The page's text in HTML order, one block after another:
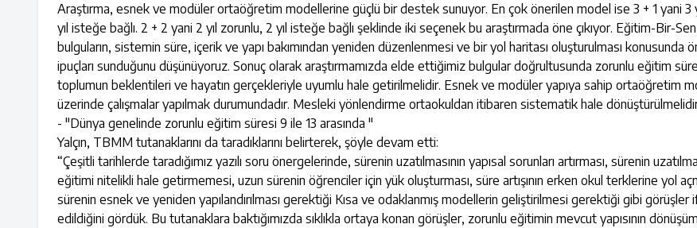
Araştırma, esnek ve modüler ortaöğretim modellerine güçlü bir destek sunuyor. En çok önerilen model ise 3 + 1 yani 3
yıl isteğe bağlı. 2 + 2 yani 2 yıl zorunlu, 2 yıl isteğe bağlı şeklinde iki seçenek bu araştırmada öne çıkıyor. Eğitim-Bir-
bulguların, sistemin süre, içerik ve yapı bakımından yeniden düzenlenmesi ve bir yol haritası oluşturulması konusunda
ipuçları sunduğunu düşünüyoruz. Sonuç olarak araştırmamızda elde ettiğimiz bulgular doğrultusunda zorunlu eğitim
toplumun beklentileri ve hayatın gerçekleriyle uyumlu hale getirilmelidir. Esnek ve modüler yapıya sahip ortaöğretim
üzerinde çalışmalar yapılmak durumundadır. Mesleki yönlendirme ortaokuldan itibaren sistematik hale
- "Dünya genelinde zorunlu eğitim süresi 9 ile 13 arasında "
Yalçın, TBMM tutanaklarını da taradıklarını belirterek, şöyle devam etti:
“Çeşitli tarihlerde taradığımız yazılı soru önergelerinde, sürenin uzatılmasının yapısal sorunları artırması, sürenin
eğitimi nitelikli hale getirmemesi, uzun sürenin öğrenciler için yük oluşturması, süre artışının erken okul terklerine yol
sürenin esnek ve yeniden yapılandırılması gerektiği Kısa ve odaklanmış modellerin geliştirilmesi gerektiği gibi görüşler
edildiğini gördük. Bu tutanaklara baktığımızda sıklıkla ortaya konan görüşler, zorunlu eğitimin mevcut yapısının